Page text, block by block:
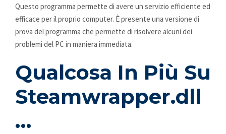
Questo programma permette di avere un servizio efficiente ed
efficace per il proprio computer. È presente una versione di
prova del programma che permette di risolvere alcuni dei
problemi del PC in maniera immediata.
Qualcosa In Più Su
Steamwrapper.dll
…